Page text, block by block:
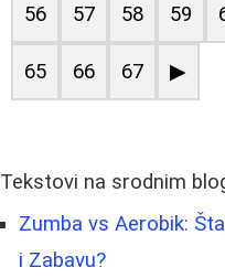
56 57 58 59
65 66 67 ▶
Tekstovi na srodnim
Zumba vs Aerobik:
i Zabavu?